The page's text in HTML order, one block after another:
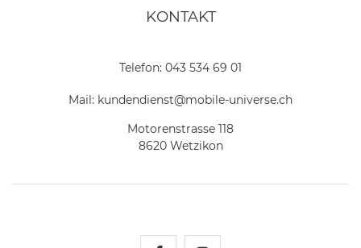
KONTAKT
Telefon: 043 534 69 01
Mail: kundendienst@mobile-universe.ch
Motorenstrasse 118
8620 Wetzikon